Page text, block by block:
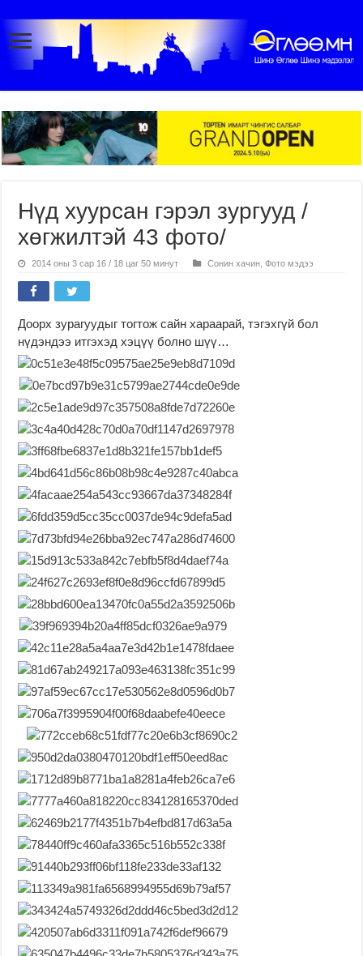
Нүд хуурсан гэрэл зургууд /
хөгжилтэй 43 фото/
2014 оны 3 сар 16 / 18 цаг 50 минут Сонин хачин ,Фото мэдээ
Доорх зурагуудыг тогтож сайн хараарай, тэгэхгүй бол
нүдэндээ итгэхэд хэцүү болно шүү…